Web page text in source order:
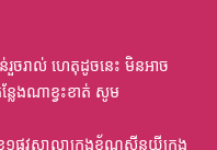
រួចរាល់ ហេតុដូចនេះ មិនអាច
ន្លែងណាខ្វះខាត់ សូម
១ផ្លូវសាលាក្រុងខ័ណ្ឌស៊ីនយីក្រុង